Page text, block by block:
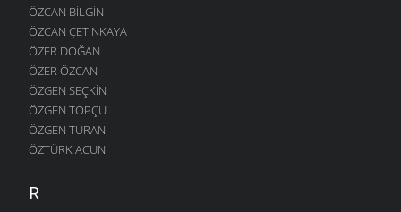
ÖZCAN BILGIN
ÖZCAN ÇETINKAYA
ÖZER DOĞAN
ÖZER ÖZCAN
ÖZGEN SEÇKIN
ÖZGEN TOPÇU
ÖZGEN TURAN
ÖZTÜRK ACUN
R